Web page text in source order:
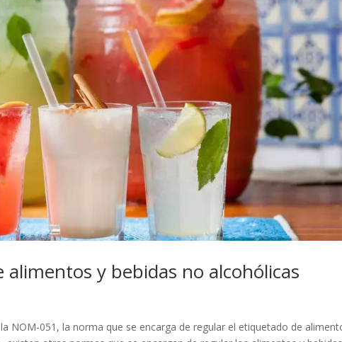
y bebidas no alcohólicas
NOM-051, la norma que se encarga de regular el etiquetado de